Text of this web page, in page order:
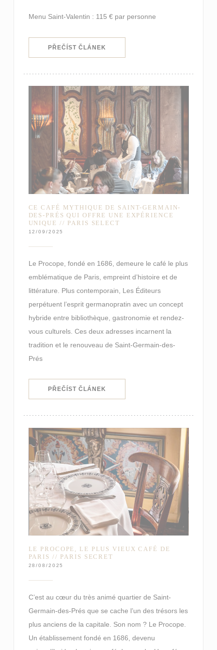
Menu Saint-Valentin : 115 € par personne
PŘEČÍST ČLÁNEK
CE CAFÉ MYTHIQUE DE SAINT-GERMAIN-
DES-PRÉS QUI OFFRE UNE EXPÉRIENCE
UNIQUE // PARIS SELECT
12/09/2025
Le Procope, fondé en 1686, demeure le café le plus
emblématique de Paris, empreint d’histoire et de
littérature. Plus contemporain, Les Éditeurs
perpétuent l’esprit germanopratin avec un concept
hybride entre bibliothèque, gastronomie et rendez-
vous culturels. Ces deux adresses incarnent la
tradition et le renouveau de Saint-Germain-des-
Prés
PŘEČÍST ČLÁNEK
LE PROCOPE, LE PLUS VIEUX CAFÉ DE
PARIS // PARIS SECRET
28/08/2025
C’est au cœur du très animé quartier de Saint-
Germain-des-Prés que se cache l’un des trésors les
plus anciens de la capitale. Son nom ? Le Procope.
Un établissement fondé en 1686, devenu